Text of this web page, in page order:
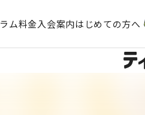
ム料金入会案内はじめての方へ